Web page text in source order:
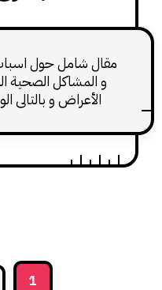
شامل حول اسباب استفراغ
الصحية التي تسببه
و بالتالي الوصول إلى